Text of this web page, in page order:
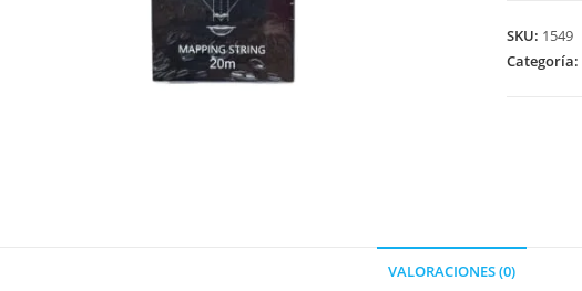
SKU: 1549
Categoría:
VALORACIONES (0)